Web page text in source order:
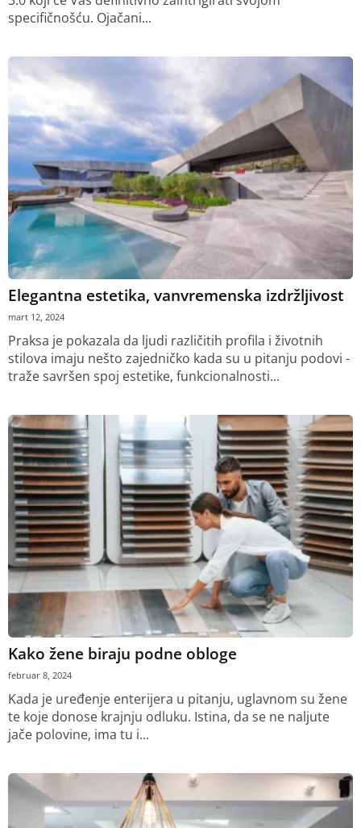
specifičnošću. Ojačani...
Elegantna estetika, vanvremenska izdržljivost
mart 12, 2024
Praksa je pokazala da ljudi različitih profila i životnih
stilova imaju nešto zajedničko kada su u pitanju podovi -
traže savršen spoj estetike, funkcionalnosti...
Kako žene biraju podne obloge
februar 8, 2024
Kada je uređenje enterijera u pitanju, uglavnom su žene
te koje donose krajnju odluku. Istina, da se ne naljute
jače polovine, ima tu i...